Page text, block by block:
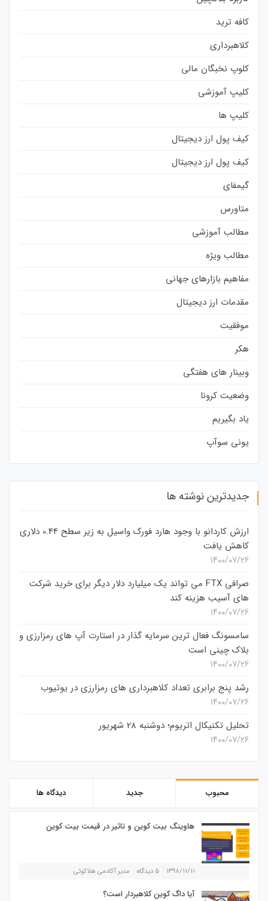
کافه ترید
کلاهبرداری
کلوپ نخبگان مالی
کلیپ آموزشی
کلیپ ها
کیف پول ارز دیجیتال
کیف پول ارز دیجیتال
گیمفای
متاورس
مطالب آموزشی
مطالب ویژه
مفاهیم بازارهای جهانی
مقدمات ارز دیجیتال
موفقیت
هکر
وبینار های هفتگی
وضعیت کرونا
یاد بگیریم
یونی سوآپ
جدیدترین نوشته ها
ارزش کاردانو با وجود هارد فورک واسیل به زیر سطح 0.44 دلاری
کاهش یافت
۱۴۰۰/۰۷/۲۶
صرافی FTX می تواند یک میلیارد دلار دیگر برای خرید شرکت
های آسیب هزینه کند
۱۴۰۰/۰۷/۲۶
سامسونگ فعال‌ ترین سرمایه‌ گذار در استارت‌ آپ‌ های رمزارزی و
بلاک چینی است
۱۴۰۰/۰۷/۲۶
رشد پنج برابری تعداد کلاهبرداری های رمزارزی در یوتیوب
۱۴۰۰/۰۷/۲۶
تحلیل تکنیکال اتریوم؛ دوشنبه 28 شهریور
۱۴۰۰/۰۷/۲۶
محبوب جدید دیدگاه ها
هاوینگ بیت کوین و تاثیر در قیمت بیت کوین
۱۳۹۸/۱۱/۱۱ ۵ دیدگاه مدیر آکادمی هلاکوئی
آیا داگ کوین کلاهبردار است؟